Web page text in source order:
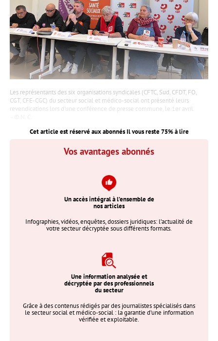
Les représentants des six organisations syndicales (CFTC, Sud, CFDT, FO,
CGT, CFE-CGC) du secteur social et médico-social ont présenté leurs
revendications lors d'une conférence de presse commune, le 1er avril.
Cet article est réservé aux abonnés Il vous reste75% à lire
Vos avantages abonnés
Un accès intégral à l’ensemble de
nos articles
Infographies, vidéos, enquêtes, dossiers juridiques: l’actualité de
votre secteur décryptée sous différents formats.
Une information analysée et
décryptée par des professionnels
du secteur
Grâce à des contenus rédigés par des journalistes spécialisés dans
le secteur social et médico-social : la garantie d’une information
vérifiée et exploitable.